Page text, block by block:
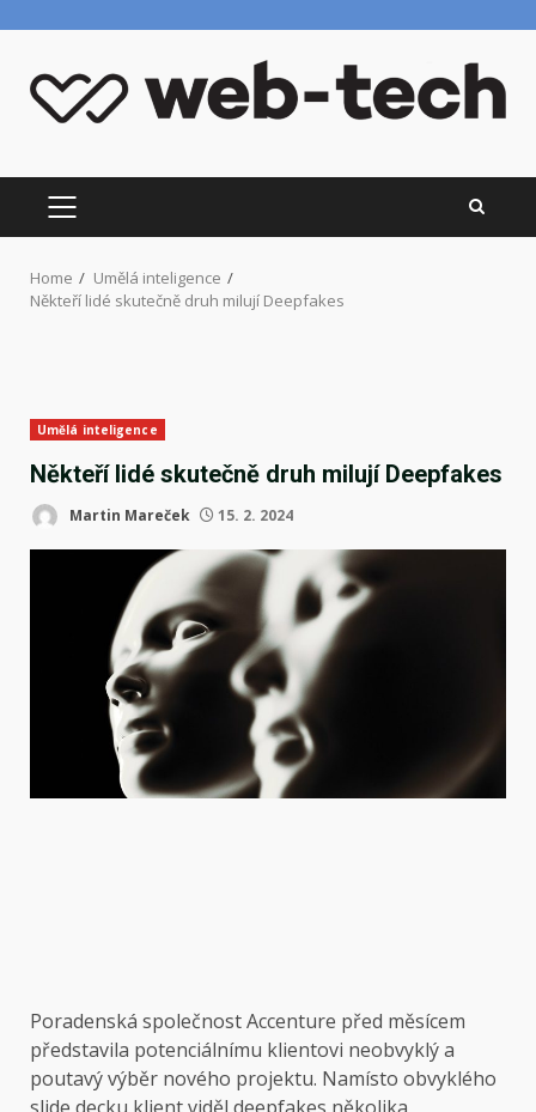
content
PRIMARY
MENU
Home
Umělá inteligence
Někteří lidé skutečně druh milují Deepfakes
Umělá inteligence
Někteří lidé skutečně druh milují Deepfakes
Martin Mareček 15. 2. 2024
Poradenská společnost Accenture před měsícem
představila potenciálnímu klientovi neobvyklý a
poutavý výběr nového projektu. Namísto obvyklého